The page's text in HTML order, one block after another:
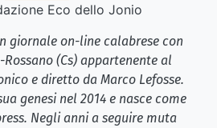
Eco dello Jonio
giornale on-line calabrese con
(Cs) appartenente al
e diretto da Marco Lefosse.
genesi nel 2014 e nasce come
Negli anni a seguire muta